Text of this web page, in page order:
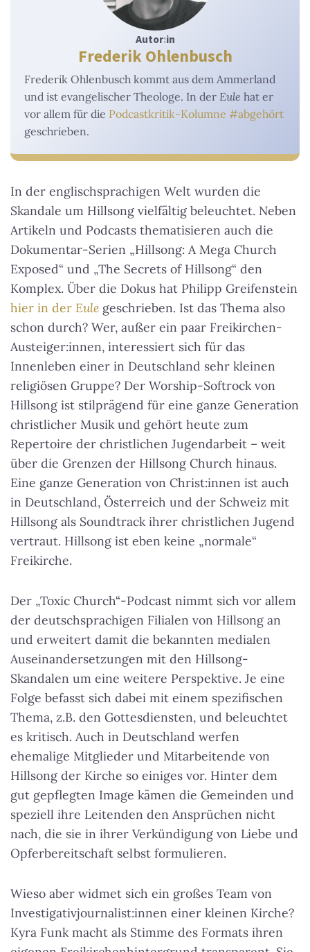
Autor:in
Frederik Ohlenbusch
Frederik Ohlenbusch kommt aus dem Ammerland
und ist evangelischer Theologe. In der Eule hat er
vor allem für die Podcastkritik-Kolumne #abgehört
geschrieben.
In der englischsprachigen Welt wurden die
Skandale um Hillsong vielfältig beleuchtet. Neben
Artikeln und Podcasts thematisieren auch die
Dokumentar-Serien „Hillsong: A Mega Church
Exposed“ und „The Secrets of Hillsong“ den
Komplex. Über die Dokus hat Philipp Greifenstein
hier in der Eule geschrieben. Ist das Thema also
schon durch? Wer, außer ein paar Freikirchen-
Austeiger:innen, interessiert sich für das
Innenleben einer in Deutschland sehr kleinen
religiösen Gruppe? Der Worship-Softrock von
Hillsong ist stilprägend für eine ganze Generation
christlicher Musik und gehört heute zum
Repertoire der christlichen Jugendarbeit – weit
über die Grenzen der Hillsong Church hinaus.
Eine ganze Generation von Christ:innen ist auch
in Deutschland, Österreich und der Schweiz mit
Hillsong als Soundtrack ihrer christlichen Jugend
vertraut. Hillsong ist eben keine „normale“
Freikirche.
Der „Toxic Church“-Podcast nimmt sich vor allem
der deutschsprachigen Filialen von Hillsong an
und erweitert damit die bekannten medialen
Auseinandersetzungen mit den Hillsong-
Skandalen um eine weitere Perspektive. Je eine
Folge befasst sich dabei mit einem spezifischen
Thema, z.B. den Gottesdiensten, und beleuchtet
es kritisch. Auch in Deutschland werfen
ehemalige Mitglieder und Mitarbeitende von
Hillsong der Kirche so einiges vor. Hinter dem
gut gepflegten Image kämen die Gemeinden und
speziell ihre Leitenden den Ansprüchen nicht
nach, die sie in ihrer Verkündigung von Liebe und
Opferbereitschaft selbst formulieren.
Wieso aber widmet sich ein großes Team von
Investigativjournalist:innen einer kleinen Kirche?
Kyra Funk macht als Stimme des Formats ihren